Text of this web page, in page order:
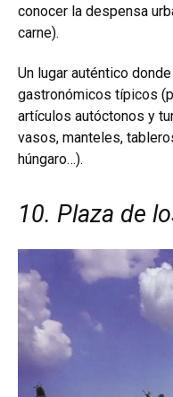
conocer la despensa
carne).
Un lugar auténtico
gastronómicos típicos
artículos autóctonos y
vasos, manteles,
húngaro…).
10. Plaza de